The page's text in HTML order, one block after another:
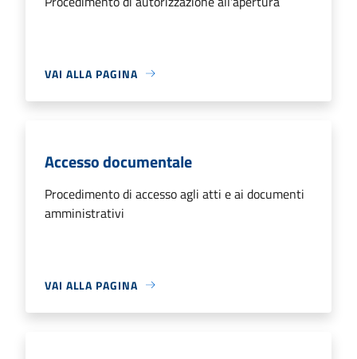
VAI ALLA PAGINA
Accesso documentale
Procedimento di accesso agli atti e ai documenti
amministrativi
VAI ALLA PAGINA